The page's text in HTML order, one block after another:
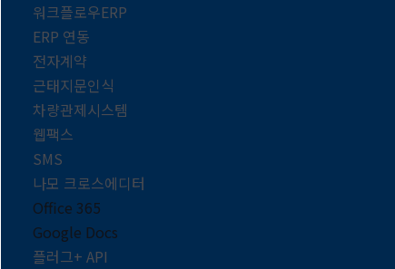
워크플로우ERP
ERP 연동
전자계약
근태지문인식
차량관제시스템
웹팩스
SMS
나모 크로스에디터
Office 365
Google Docs
플러그+ API